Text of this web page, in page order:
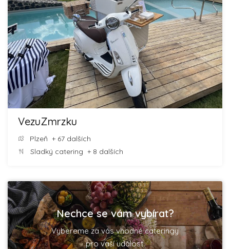
VezuZmrzku
Plzeň + 67 dalších
Sladký catering + 8 dalších
Nechce se vám vybírat?
Vybereme za vás vhodné cateringy
pro vaší událost.